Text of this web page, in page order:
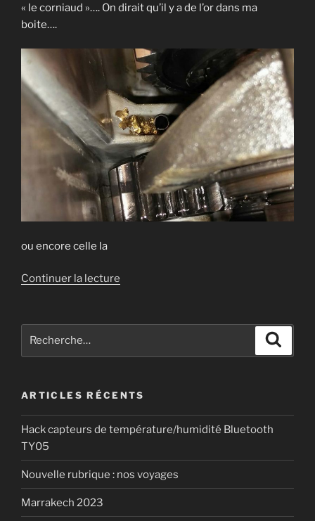
« le corniaud »…. On dirait qu’il y a de l’or dans ma
boite….
ou encore celle la
Continuer la lecture
synchro
de
méhari
(2cv,
etc…) »
ARTICLES RÉCENTS
Hack capteurs de température/humidité Bluetooth
TY05
Nouvelle rubrique : nos voyages
Marrakech 2023